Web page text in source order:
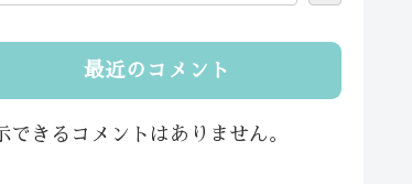
最近のコメント
できるコメントはありません。